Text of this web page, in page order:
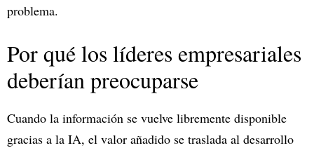
problema.
Por qué los líderes empresariales
deberían preocuparse
Cuando la información se vuelve libremente disponible
gracias a la IA, el valor añadido se traslada al desarrollo